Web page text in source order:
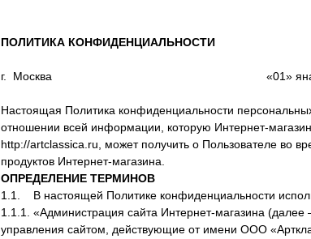
ПОЛИТИКА КОНФИДЕНЦИАЛЬНОСТИ
г. Москва «01» янаваря
Настоящая Политика конфиденциальности
отношении всей информации, которую Интернет-
http://artclassica.ru, может получить о Пользователе во
продуктов Интернет-магазина.
ОПРЕДЕЛЕНИЕ ТЕРМИНОВ
1.1. В настоящей Политике конфиденциальности
1.1.1. «Администрация сайта Интернет-магазина
управления сайтом, действующие от имени ООО